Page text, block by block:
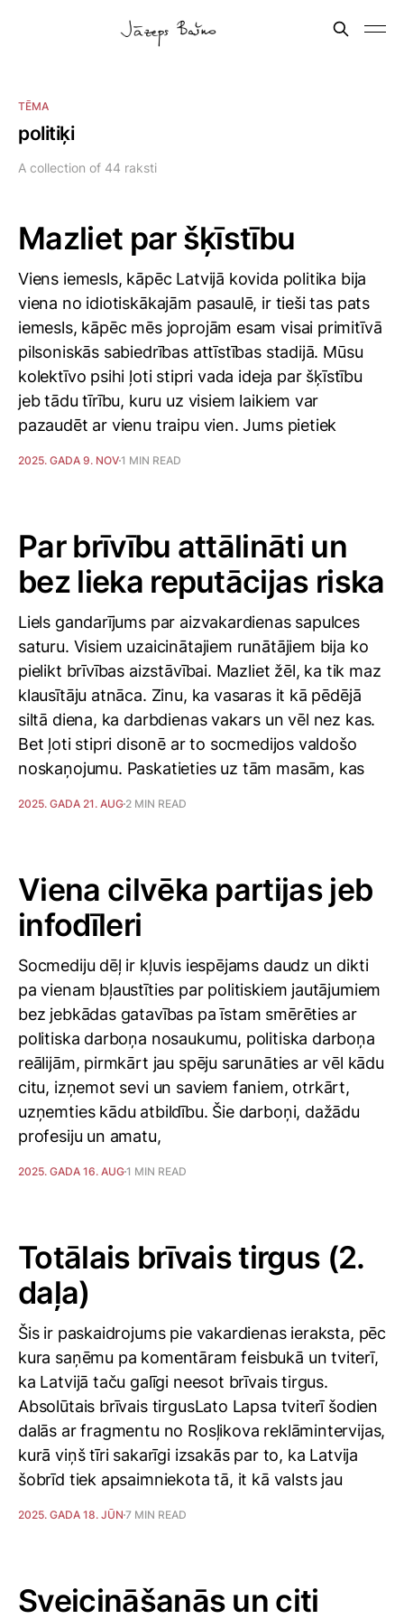
TĒMA
politiķi
A collection of 44 raksti
Mazliet par šķīstību
Viens iemesls, kāpēc Latvijā kovida politika bija
viena no idiotiskākajām pasaulē, ir tieši tas pats
iemesls, kāpēc mēs joprojām esam visai primitīvā
pilsoniskās sabiedrības attīstības stadijā. Mūsu
kolektīvo psihi ļoti stipri vada ideja par šķīstību
jeb tādu tīrību, kuru uz visiem laikiem var
pazaudēt ar vienu traipu vien. Jums pietiek
2025. GADA 9. NOV1 MIN READ
Par brīvību attālināti un
bez lieka reputācijas riska
Liels gandarījums par aizvakardienas sapulces
saturu. Visiem uzaicinātajiem runātājiem bija ko
pielikt brīvības aizstāvībai. Mazliet žēl, ka tik maz
klausītāju atnāca. Zinu, ka vasaras it kā pēdējā
siltā diena, ka darbdienas vakars un vēl nez kas.
Bet ļoti stipri disonē ar to socmedijos valdošo
noskaņojumu. Paskatieties uz tām masām, kas
2025. GADA 21. AUG 2 MIN READ
Viena cilvēka partijas jeb
infodīleri
Socmediju dēļ ir kļuvis iespējams daudz un dikti
pa vienam bļaustīties par politiskiem jautājumiem
bez jebkādas gatavības pa īstam smērēties ar
politiska darboņa nosaukumu, politiska darboņa
reālijām, pirmkārt jau spēju sarunāties ar vēl kādu
citu, izņemot sevi un saviem faniem, otrkārt,
uzņemties kādu atbildību. Šie darboņi, dažādu
profesiju un amatu,
2025. GADA 16. AUG1 MIN READ
Totālais brīvais tirgus (2.
daļa)
Šis ir paskaidrojums pie vakardienas ieraksta, pēc
kura saņēmu pa komentāram feisbukā un tviterī,
ka Latvijā taču galīgi neesot brīvais tirgus.
Absolūtais brīvais tirgusLato Lapsa tviterī šodien
dalās ar fragmentu no Rosļikova reklāmintervijas,
kurā viņš tīri sakarīgi izsakās par to, ka Latvija
šobrīd tiek apsaimniekota tā, it kā valsts jau
2025. GADA 18. JŪN 7 MIN READ
Sveicināšanās un citi